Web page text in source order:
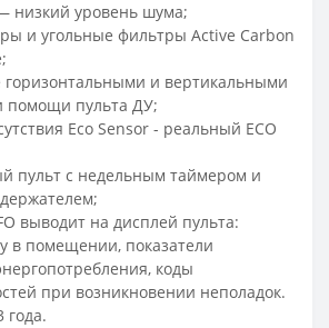
низкий уровень шума;
и угольные фильтры Active Carbon
горизонтальными и вертикальными
помощи пульта ДУ;
Eco Sensor - реальный ECO
пульт с недельным таймером и
выводит на дисплей пульта:
в помещении, показатели
коды
при возникновении неполадок.
года.